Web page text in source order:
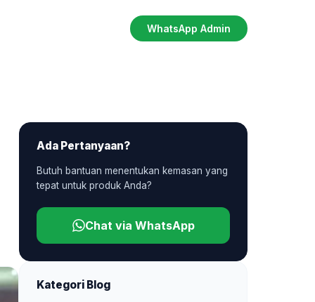
WhatsApp Admin
Ada Pertanyaan?
Butuh bantuan menentukan kemasan yang
tepat untuk produk Anda?
Chat via WhatsApp
Kategori Blog